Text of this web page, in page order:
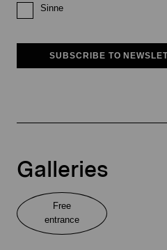
Sinne
SUBSCRIBE TO
Galleries
Free
entrance